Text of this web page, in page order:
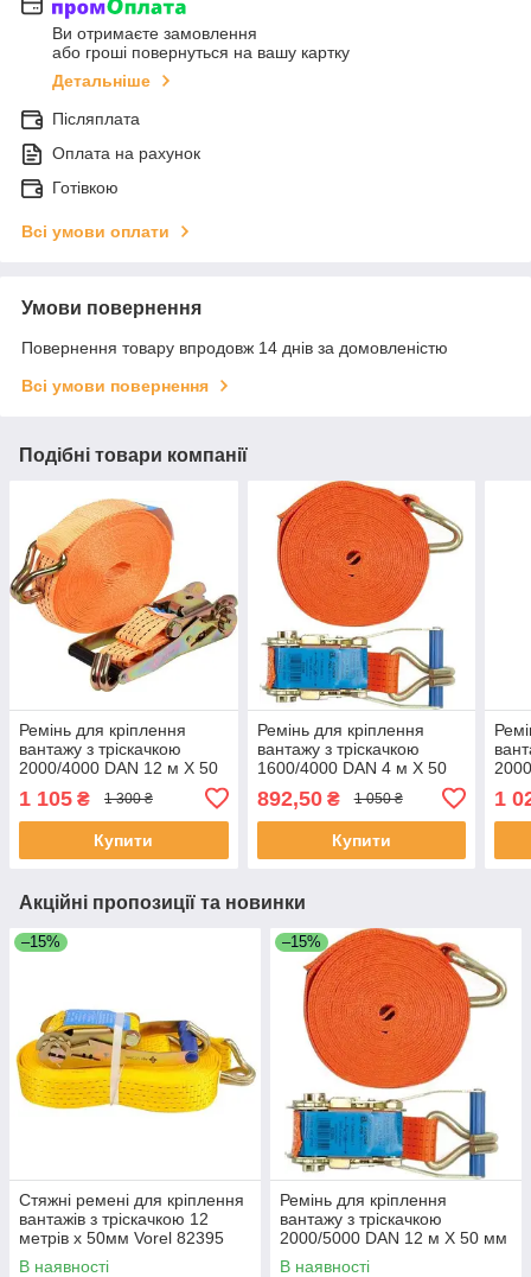
Ви отримаєте замовлення
або гроші повернуться на вашу картку
Детальніше
Післяплата
Оплата на рахунок
Готівкою
Всі умови оплати
Умови повернення
Повернення товару впродовж 14 днів за домовленістю
Всі умови повернення
Подібні товари компанії
Ремінь для кріплення
вантажу з тріскачкою
2000/4000 DAN 12 м Х 50
мм Vorel 82412 (Польща)
1 105 ₴ 1 300 ₴
Купити
Ремінь для кріплення
вантажу з тріскачкою
1600/4000 DAN 4 м Х 50
мм Vorel 82372 (Польща)
892,50₴ 1 050 ₴
Купити
1
Акційні пропозиції та новинки
–15%
Стяжні ремені для кріплення
вантажів з тріскачкою 12
метрів х 50мм Vorel 82395
(Польща)
В наявності
–15%
Ремінь для кріплення
вантажу з тріскачкою
2000/5000 DAN 12 м Х 50 мм
Vorel 82390 (Польща)
В наявності